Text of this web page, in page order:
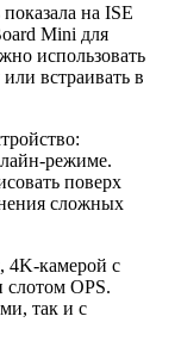
на ISE
Mini для
использовать
встраивать в
режиме.
поверх
сложных
камерой с
OPS.
так и с